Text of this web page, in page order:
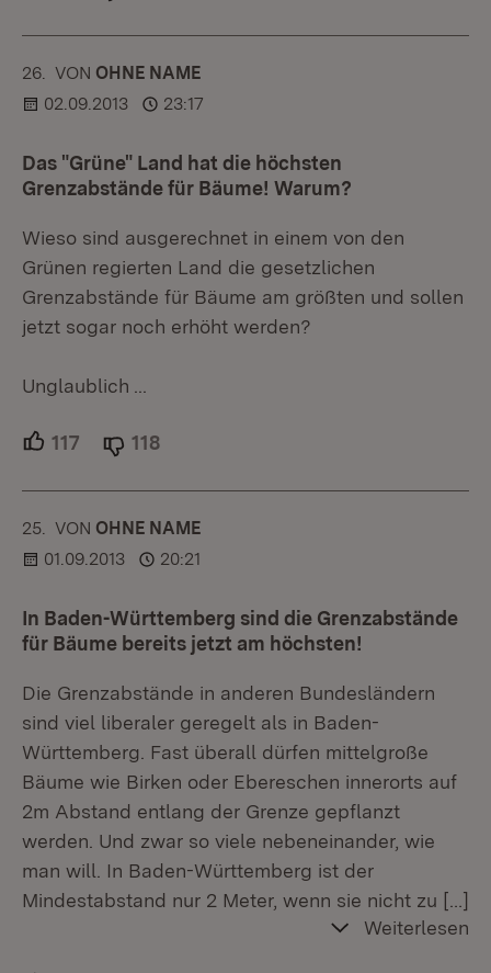
26. KOMMENTAR
VON :OHNE NAME
02.09.2013
23:17
Das "Grüne" Land hat die höchsten
Grenzabstände für Bäume! Warum?
Wieso sind ausgerechnet in einem von den
Grünen regierten Land die gesetzlichen
Grenzabstände für Bäume am größten und sollen
jetzt sogar noch erhöht werden?
Unglaublich ...
117 Unterstützer.
118
25. KOMMENTAR
VON :OHNE NAME
01.09.2013
20:21
In Baden-Württemberg sind die Grenzabstände
für Bäume bereits jetzt am höchsten!
Die Grenzabstände in anderen Bundesländern
sind viel liberaler geregelt als in Baden-
Württemberg. Fast überall dürfen mittelgroße
Bäume wie Birken oder Ebereschen innerorts auf
2m Abstand entlang der Grenze gepflanzt
werden. Und zwar so viele nebeneinander, wie
man will. In Baden-Württemberg ist der
Mindestabstand nur 2 Meter, wenn sie nicht zu […]
Weiterlesen